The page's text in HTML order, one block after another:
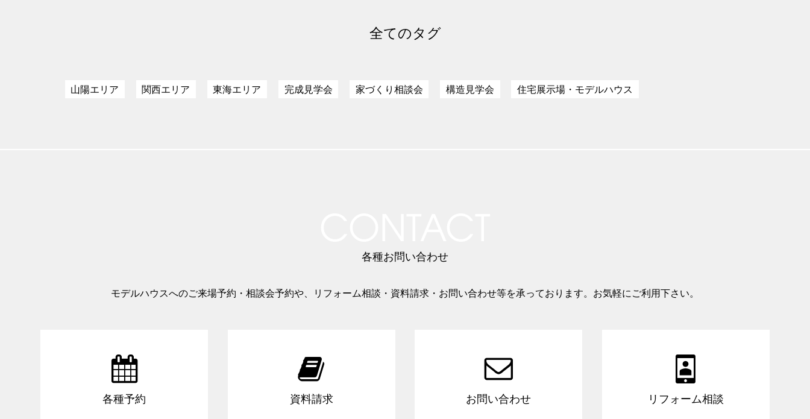
全てのタグ
山陽エリア 関西エリア 東海エリア 完成見学会 家づくり相談会 構造見学会 住宅展示場・モデルハウス
各種お問い合わせ
モデルハウスへのご来場予約・相談会予約や、リフォーム相談・資料請求・お問い合わせ等を承っております。お気軽にご利用下さい。

各種予約

資料請求

お問い合わせ

リフォーム相談